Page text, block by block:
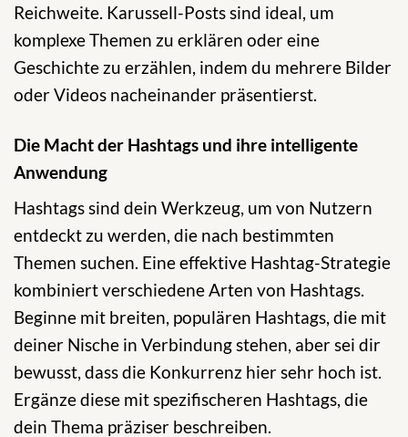
Reichweite. Karussell-Posts sind ideal, um
komplexe Themen zu erklären oder eine
Geschichte zu erzählen, indem du mehrere Bilder
oder Videos nacheinander präsentierst.
Die Macht der Hashtags und ihre intelligente
Anwendung
Hashtags sind dein Werkzeug, um von Nutzern
entdeckt zu werden, die nach bestimmten
Themen suchen. Eine effektive Hashtag-Strategie
kombiniert verschiedene Arten von Hashtags.
Beginne mit breiten, populären Hashtags, die mit
deiner Nische in Verbindung stehen, aber sei dir
bewusst, dass die Konkurrenz hier sehr hoch ist.
Ergänze diese mit spezifischeren Hashtags, die
dein Thema präziser beschreiben.